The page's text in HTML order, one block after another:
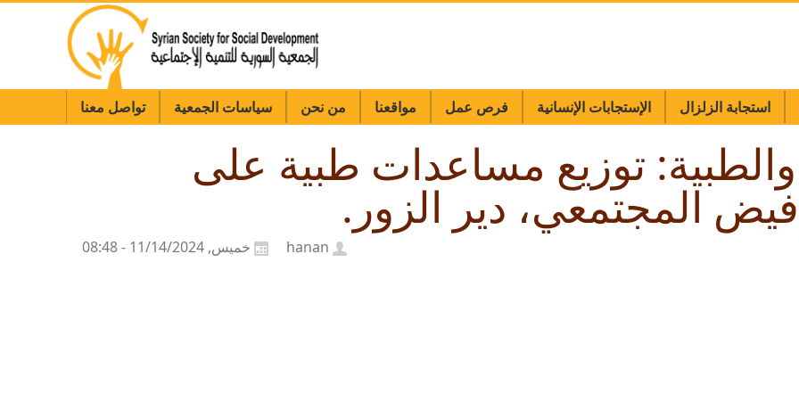
استجابة الزلزال الإستجابات الإنسانية فرص عمل مواقعنا من نحن سياسات الجمعية تواصل معنا
والطبية: توزيع مساعدات طبية على
المجتمعي، دير الزور.
خميس, 11/14/2024 - 08:48 hanan